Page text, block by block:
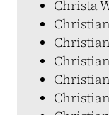
Christa